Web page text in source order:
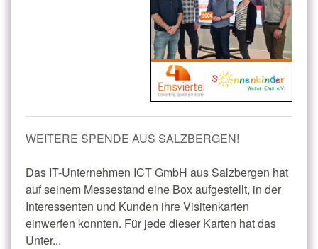
WEITERE SPENDE AUS SALZBERGEN!
Das IT-Unternehmen ICT GmbH aus Salzbergen hat
auf seinem Messestand eine Box aufgestellt, in der
Interessenten und Kunden ihre Visitenkarten
einwerfen konnten. Für jede dieser Karten hat das
Unter...